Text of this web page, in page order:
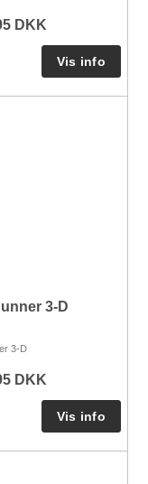
DKK
3-D
3-D
DKK